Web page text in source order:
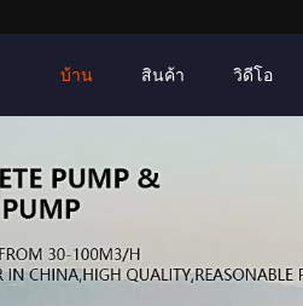
บ้าน สินค้า วิดีโอ